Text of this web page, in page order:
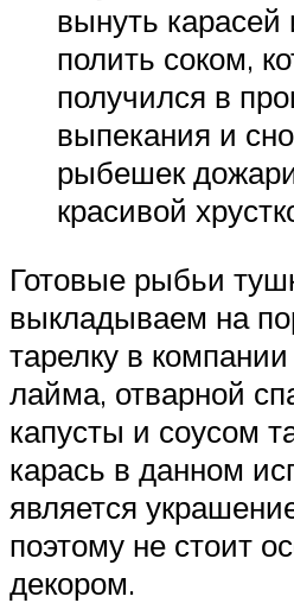
вынуть карасей
полить соком,
получился в
выпекания и
рыбешек
красивой
Готовые рыбьи
выкладываем на
тарелку в
лайма, отварной
капусты и соусом
карась в данном
является
поэтому не стоит
декором.